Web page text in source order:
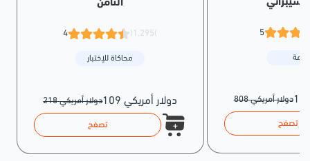
الثامن
4 (1,295)
محاكاة للإختبار
218 دولار أمريكي 109 دولار أمريكي
تصفح
5
حزمة
808 دولار أمريكي
تصفح